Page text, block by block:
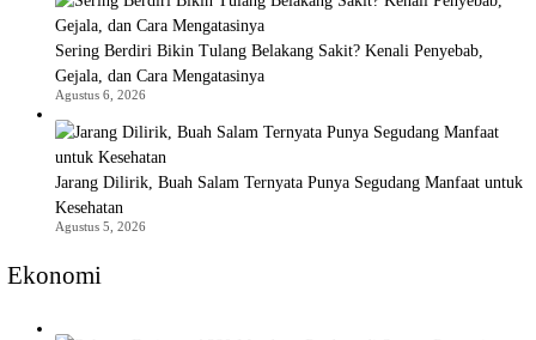
Sering Berdiri Bikin Tulang Belakang Sakit? Kenali Penyebab,
Gejala, dan Cara Mengatasinya
Agustus 6, 2026
Jarang Dilirik, Buah Salam Ternyata Punya Segudang Manfaat untuk
Kesehatan
Agustus 5, 2026
Ekonomi